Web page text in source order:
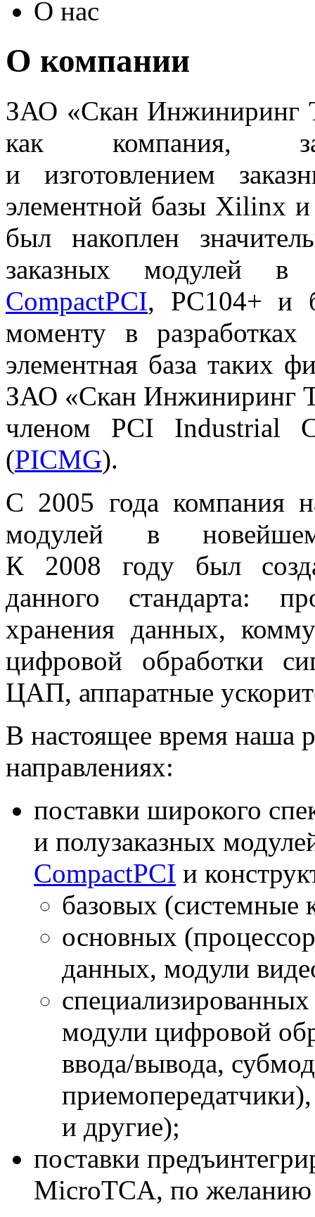
О нас
О компании
ЗАО «Скан Инжиниринг
как компания,
и изготовлением
элементной базы Xilinx
был накоплен
заказных модулей в
CompactPCI, PC104+ и
моменту в разработках
элементная база таких
ЗАО «Скан Инжиниринг
членом PCI Industrial
(PICMG).
С 2005 года компания
модулей в
К 2008 году был
данного стандарта:
хранения данных,
цифровой обработки
ЦАП, аппаратные
В настоящее время наша
направлениях:
поставки широкого
и полузаказных
CompactPCI и
базовых (системные
основных
данных, модули
модули цифровой
ввода/вывода,
и другие);
поставки
MicroTCA, по желанию